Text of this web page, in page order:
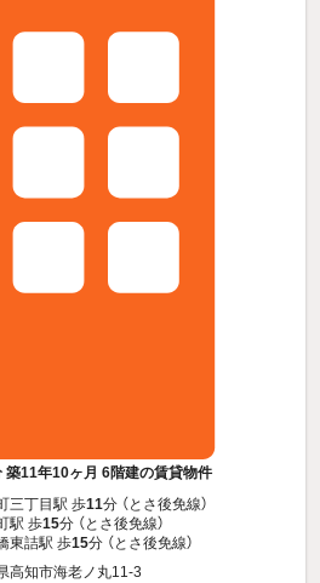
11年10ヶ月 6階建の賃貸物件
三丁目駅 歩11分 （とさ後免線）
駅 歩15分 （とさ後免線）
東詰駅 歩15分 （とさ後免線）
高知市海老ノ丸11-3